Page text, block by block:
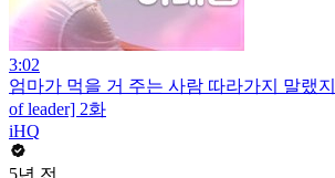
3:02
엄마가 먹을 거 주는 사람 따라가지 말랬
of leader] 2화
iHQ